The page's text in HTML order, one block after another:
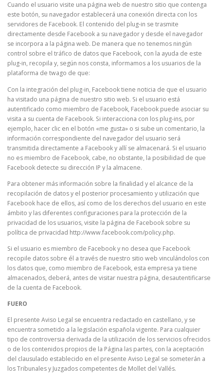
Cuando el usuario visite una página web de nuestro sitio que contenga
este botón, su navegador establecerá una conexión directa con los
servidores de Facebook. El contenido del plug-in se trasmite
directamente desde Facebook a su navegador y desde el navegador
se incorpora a la página web. De manera que no tenemos ningún
control sobre el tráfico de datos que Facebook, con la ayuda de este
plug-in, recopila y, según nos consta, informamos a los usuarios de la
plataforma de twago de que:
Con la integración del plug-in, Facebook tiene noticia de que el usuario
ha visitado una página de nuestro sitio web. Si el usuario está
autentificado como miembro de Facebook, Facebook puede asociar su
visita a su cuenta de Facebook. Si interacciona con los plug-ins, por
ejemplo, hacer clic en el botón «me gusta» o si sube un comentario, la
información correspondiente del navegador del usuario será
transmitida directamente a Facebook y allí se almacenará. Si el usuario
no es miembro de Facebook, cabe, no obstante, la posibilidad de que
Facebook detecte su dirección IP y la almacene.
Para obtener más información sobre la finalidad y el alcance de la
recopilación de datos y el posterior procesamiento y utilización que
Facebook hace de ellos, así como de los derechos del usuario en este
ámbito y las diferentes configuraciones para la protección de la
privacidad de los usuarios, visite la página de Facebook sobre su
política de privacidad http://www.facebook.com/policy.php.
Si el usuario es miembro de Facebook y no desea que Facebook
recopile datos sobre él a través de nuestro sitio web vinculándolos con
los datos que, como miembro de Facebook, esta empresa ya tiene
almacenados, deberá, antes de visitar nuestra página, desautentificarse
de la cuenta de Facebook.
FUERO
El presente Aviso Legal se encuentra redactado en castellano, y se
encuentra sometido a la legislación española vigente. Para cualquier
tipo de controversia derivada de la utilización de los servicios ofrecidos
o de los contenidos propios de la Página las partes, con la aceptación
del clausulado establecido en el presente Aviso Legal se someterán a
los Tribunales y Juzgados competentes de Mollet del Vallés.